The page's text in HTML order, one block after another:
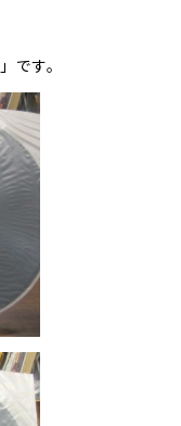
」です。